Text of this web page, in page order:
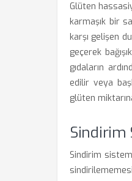
Glüten
karmaşık bir
karşı gelişen
geçerek
gıdaların
edilir veya
glüten
Sindirim
Sindirim